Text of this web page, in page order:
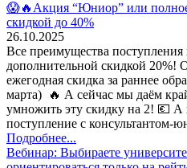
😱🔥Акция “Юниор” или
скидкой до 40%
26.10.2025
Все преимущества
дополнительной скидкой 20%!
ежегодная скидка за раннее
марта) 🔥 А сейчас мы даём
умножить эту скидку на 2! 💶 А
поступление с консультантом-
Подробнее...
Вебинар: Выбираете